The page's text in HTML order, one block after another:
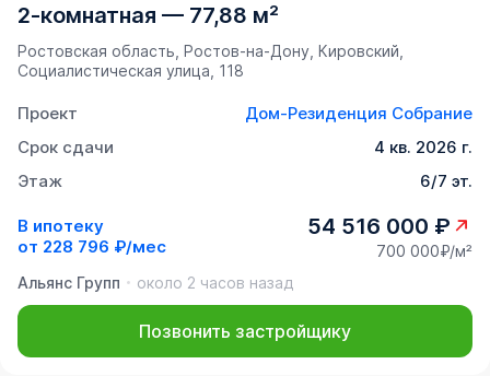
2-комнатная — 77,88 м²
Ростовская область, Ростов-на-Дону, Кировский,
Социалистическая улица, 118
Проект
Дом-Резиденция Собрание
Срок сдачи
4 кв. 2026 г.
Этаж
6/7 эт.
В ипотеку
от 228 796 ₽/мес
54 516 000 ₽
700 000₽/м²
Альянс Групп
около 2 часов назад
Позвонить застройщику